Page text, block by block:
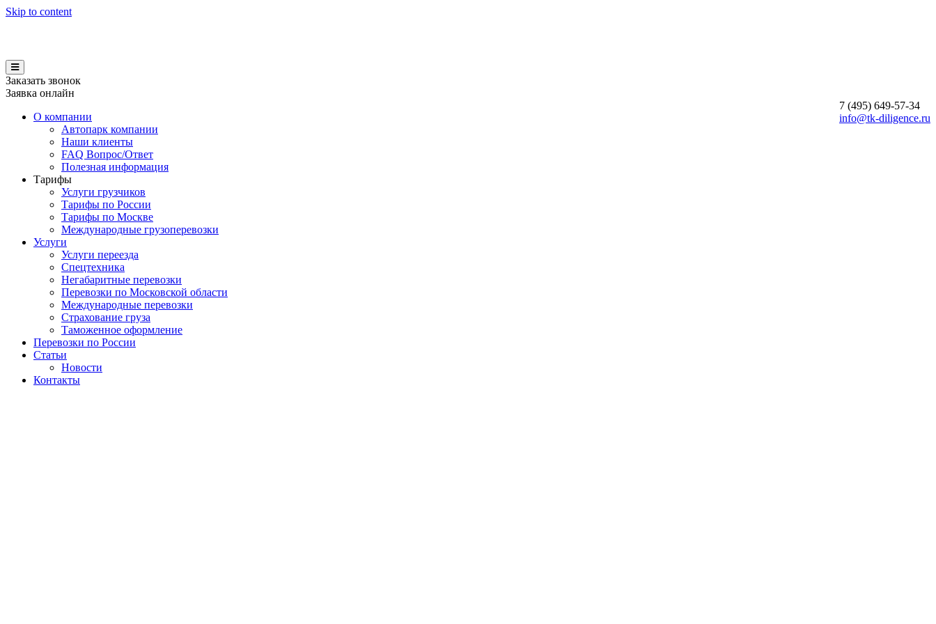
Skip to content
Заказать звонок
Заявка онлайн
7 (495) 649-57-34
info@tk-diligence.ru
О компании
Автопарк компании
Наши клиенты
FAQ Вопрос/Ответ
Полезная информация
Тарифы
Услуги грузчиков
Тарифы по России
Тарифы по Москве
Международные грузоперевозки
Услуги
Услуги переезда
Спецтехника
Негабаритные перевозки
Перевозки по Московской области
Международные перевозки
Страхование груза
Таможенное оформление
Перевозки по России
Статьи
Новости
Контакты